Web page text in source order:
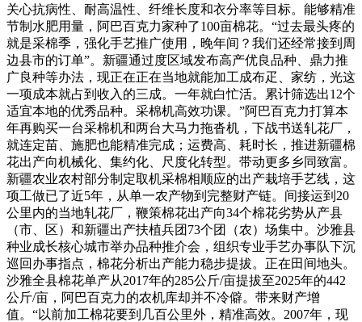
关心抗病性、耐高温性、纤维长度和衣分率等目标。能够精准
节制水肥用量，阿巴百克力家种了100亩棉花。“过去最头疼的
就是采棉季，强化手艺推广使用，晚年间？我们还经常接到周
边县市的订单”。新疆通过度区域发布高产优良品种、鼎力推
广良种等办法，现正在正在当地就能加工成布疋、家纺，光这
一项成本就占到收入的三成。一年就白忙活。累计筛选出12个
适宜本地的优秀品种。采棉机高效功课。”阿巴百克力打算本
年再购买一台采棉机和两台大马力拖沓机，下战书送轧花厂，
就连定苗、施肥也能精准完成；运费高、耗时长，推进新疆棉
花出产向机械化、集约化、尺度化转型。带动更多乡同致富。
新疆农业农村部分制定取机采棉相顺应的出产栽培手艺线，这
项工做已了近5年，从单一农产物到完整财产链。间接运到20
公里内的当地轧花厂，鞭策棉花出产向34个棉花劣势从产县
（市、区）和新疆出产扶植兵团73个团（农）场集中。沙雅县
种业成长核心城市举办品种推介会，组织专业手艺办事队下沉
巡回办事指点，棉花分析出产能力稳步提拔。正在田间地头。
沙雅全县棉花单产从2017年的285公斤/亩提拔至2025年的442
公斤/亩，阿巴百克力的农机库却并不冷僻。带来财产增
值。“以前加工棉花要到几百公里外，精准高效。2007年，现